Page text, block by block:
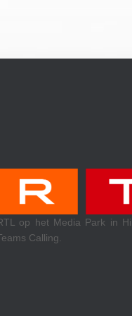
Theewen koel- &
van Xelion VoIP,